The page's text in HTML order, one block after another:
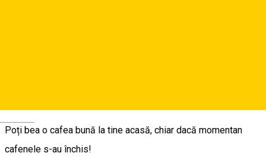
Poți bea o cafea bună la tine acasă, chiar dacă momentan
cafenele s-au închis!